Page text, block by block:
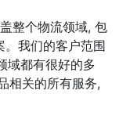
整个物流领域, 包
。我们的客户范围
域都有很好的多
相关的所有服务,